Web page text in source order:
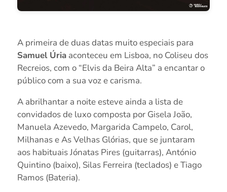
A primeira de duas datas muito especiais para
Samuel Úriaaconteceu em Lisboa, no Coliseu dos
Recreios, com o “Elvis da Beira Alta” a encantar o
público com a sua voz e carisma.
A abrilhantar a noite esteve ainda a lista de
convidados de luxo composta por Gisela João,
Manuela Azevedo, Margarida Campelo, Carol,
Milhanas e As Velhas Glórias, que se juntaram
aos habituais Jónatas Pires (guitarras), António
Quintino (baixo), Silas Ferreira (teclados) e Tiago
Ramos (Bateria).